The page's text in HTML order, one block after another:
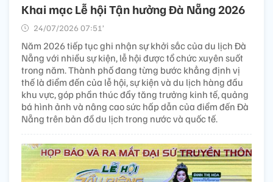
Khai mạc Lễ hội Tận hưởng Đà Nẵng 2026
24/07/2026 07:51’
Năm 2026 tiếp tục ghi nhận sự khởi sắc của du lịch Đà
Nẵng với nhiều sự kiện, lễ hội được tổ chức xuyên suốt
trong năm. Thành phố đang từng bước khẳng định vị
thế là điểm đến của lễ hội, sự kiện và du lịch hàng đầu
khu vực, góp phần thúc đẩy tăng trưởng kinh tế, quảng
bá hình ảnh và nâng cao sức hấp dẫn của điểm đến Đà
Nẵng trên bản đồ du lịch trong nước và quốc tế.